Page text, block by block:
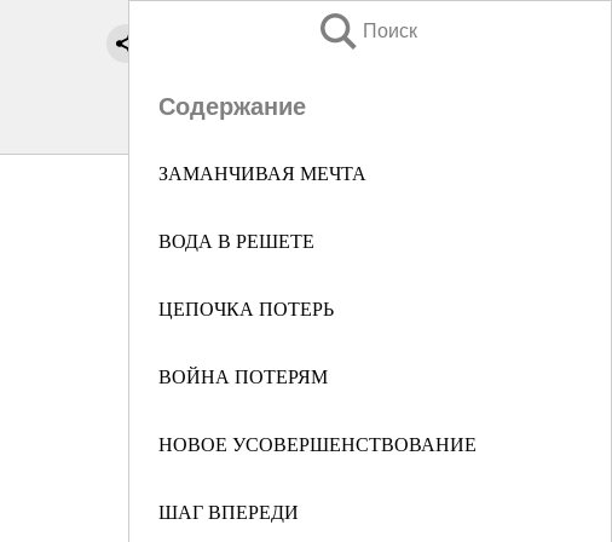
Поиск
Содержание
ЗАМАНЧИВАЯ МЕЧТА
ВОДА В РЕШЕТЕ
ЦЕПОЧКА ПОТЕРЬ
ВОЙНА ПОТЕРЯМ
НОВОЕ УСОВЕРШЕНСТВОВАНИЕ
ШАГ ВПЕРЕДИ